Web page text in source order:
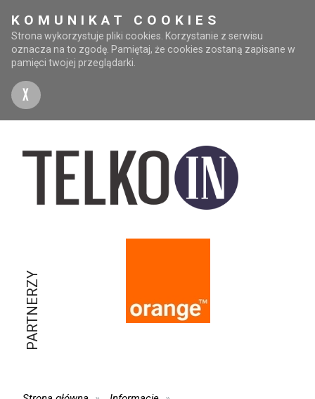
KOMUNIKAT COOKIES
Strona wykorzystuje pliki cookies. Korzystanie z serwisu
oznacza na to zgodę. Pamiętaj, że cookies zostaną zapisane w
pamięci twojej przeglądarki.
X
PARTNERZY